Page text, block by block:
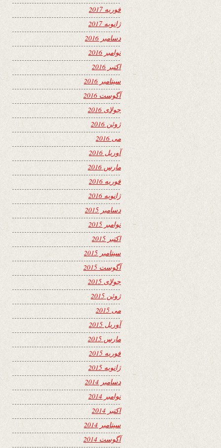
فوریه 2017
ژانویه 2017
دسامبر 2016
نوامبر 2016
اکتبر 2016
سپتامبر 2016
آگوست 2016
جولای 2016
ژوئن 2016
می 2016
آوریل 2016
مارس 2016
فوریه 2016
ژانویه 2016
دسامبر 2015
نوامبر 2015
اکتبر 2015
سپتامبر 2015
آگوست 2015
جولای 2015
ژوئن 2015
می 2015
آوریل 2015
مارس 2015
فوریه 2015
ژانویه 2015
دسامبر 2014
نوامبر 2014
اکتبر 2014
سپتامبر 2014
آگوست 2014